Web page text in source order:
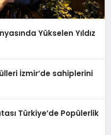
Yükselen Yıldız
İzmir’de sahiplerini
Türkiye’de Popülerlik